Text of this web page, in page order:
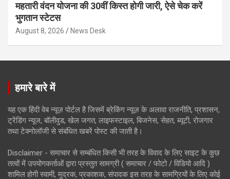
महतारी वंदन योजना की 30वीं किस्त होगी जारी, ऐसे चेक करें
भुगतान स्टेटस
August 8, 2026 News Desk
हमारे बारे में
यह एक हिंदी वेब न्यूज़ पोर्टल है जिसमें ब्रेकिंग न्यूज़ के अलावा राजनीति, प्रशासन,
ट्रेंडिंग न्यूज, बॉलीवुड, खेल जगत, लाइफस्टाइल, बिजनेस, सेहत, ब्यूटी, रोजगार
तथा टेक्नोलॉजी से संबंधित खबरें पोस्ट की जाती है।
Disclaimer - समाचार से सम्बंधित किसी भी तरह के विवाद के लिए साइट के कुछ
तत्वों में उपयोगकर्ताओं द्वारा प्रस्तुत सामग्री ( समाचार / फोटो / विडियो आदि )
शामिल होगी स्वामी, मुद्रक, प्रकाशक, संपादक इस तरह के सामग्रियों के लिए कोई